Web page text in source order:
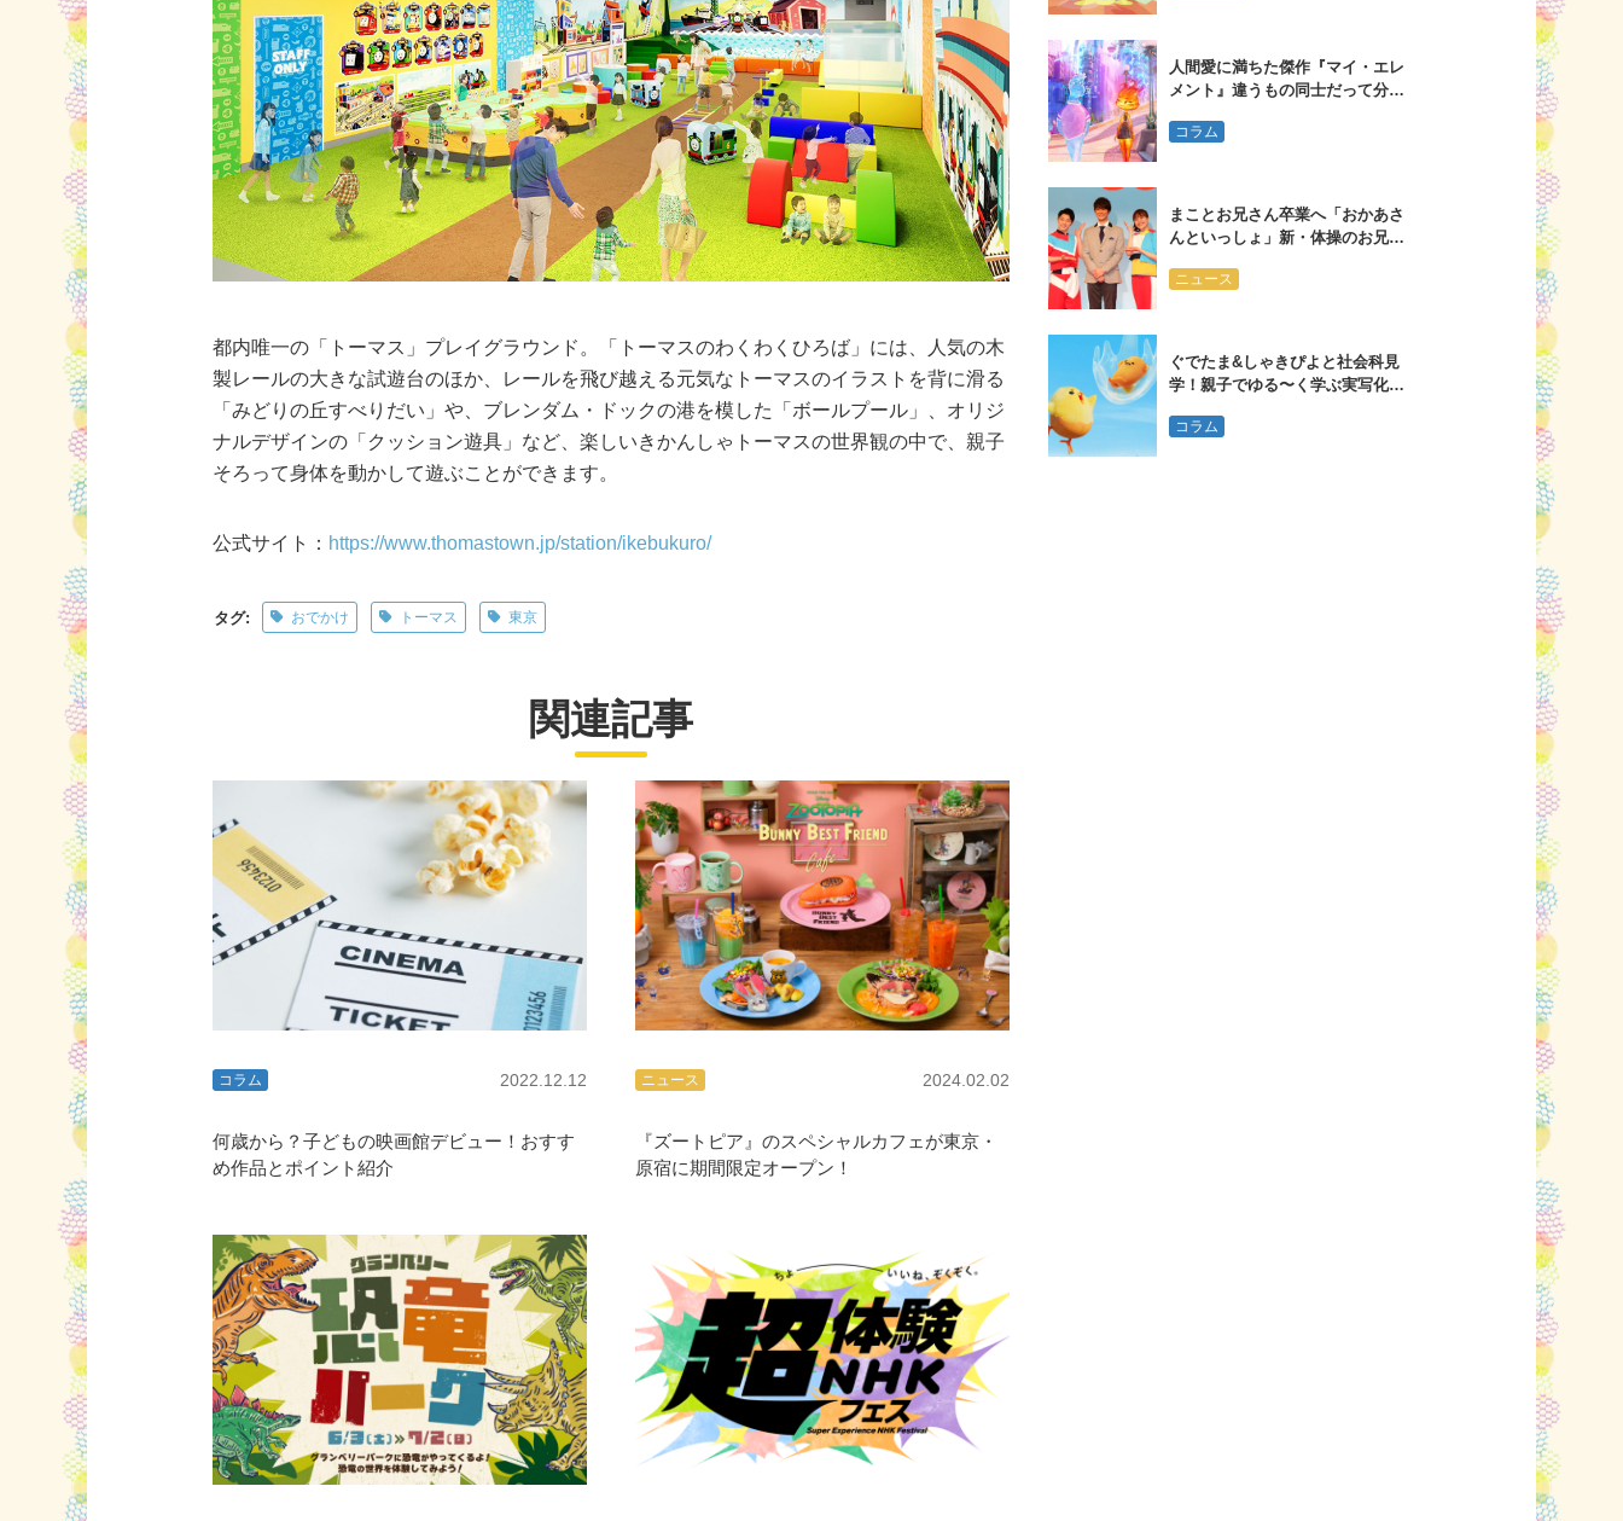
都内唯一の「トーマス」プレイグラウンド。「トーマスのわくわくひろば」には、人気の木
製レールの大きな試遊台のほか、レールを飛び越える元気なトーマスのイラストを背に滑る
「みどりの丘すべりだい」や、ブレンダム・ドックの港を模した「ボールプール」、オリジ
ナルデザインの「クッション遊具」など、楽しいきかんしゃトーマスの世界観の中で、親子
そろって身体を動かして遊ぶことができます。
公式サイト： https://www.thomastown.jp/station/ikebukuro/
タグ: おでかけ トーマス 東京
関連記事
コラム 2022.12.12
何歳から？子どもの映画館デビュー！おすす
め作品とポイント紹介
ニュース 2024.02.02
『ズートピア』のスペシャルカフェが東京・
原宿に期間限定オープン！
人間愛に満ちた傑作『マイ・エレ
メント』違うもの同士だって分か
コラム
まことお兄さん卒業へ「おかあさ
んといっしょ」新・体操のお兄さ
ニュース
ぐでたま&しゃきぴよと社会科見
学！親子でゆる〜く学ぶ実写化ド
コラム